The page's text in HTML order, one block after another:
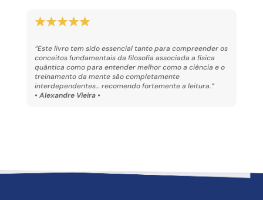
“Este livro tem sido essencial tanto para compreender os
conceitos fundamentais da filosofia associada a física
quântica como para entender melhor como a ciência e o
treinamento da mente são completamente
interdependentes… recomendo fortemente a leitura.”
• Alexandre Vieira •